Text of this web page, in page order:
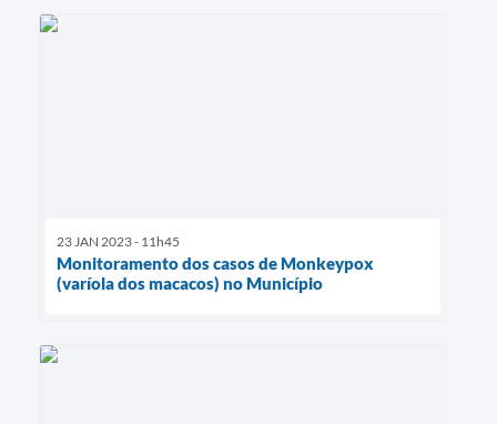
23 JAN 2023 - 11h45
Monitoramento dos casos de Monkeypox
(varíola dos macacos) no Município